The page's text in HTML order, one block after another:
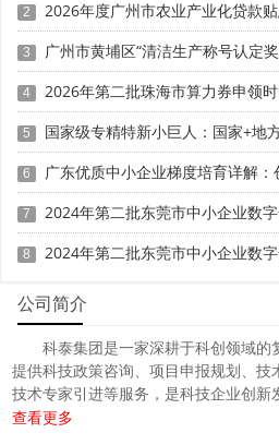
2 2026年度广州市农业产业化贷款贴息项
3 广州市黄埔区“清洁生产称号认定奖励”和“绿色制造示范认定
4 2026年第二批珠海市算力券申领
5 国家级专精特新小巨人：国家+地
6 广东优质中小企业梯度培育详解：创新型、专
7 2024年第二批东莞市中小企业数字化转型城市试点专
8 2024年第二批东莞市中小企业数字化转型城市试点专项资金两
公司简介
科泰集团是一家深耕于科创领域的
提供科技政策咨询、项目申报规划、技
技术专家引进等服务，是科技企业创新
查看更多